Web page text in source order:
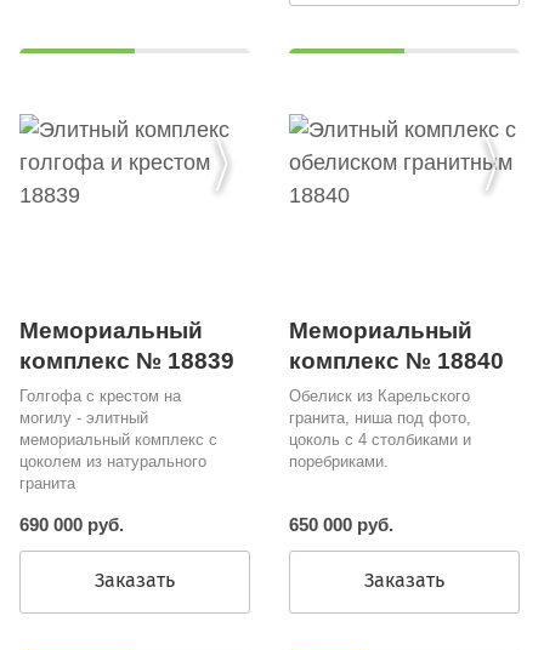
Мемориальный
комплекс № 18839
Голгофа с крестом на
могилу - элитный
мемориальный комплекс с
цоколем из натурального
гранита
690 000 руб.
Заказать
Мемориальный
комплекс № 18840
Обелиск из Карельского
гранита, ниша под фото,
цоколь с 4 столбиками и
поребриками.
650 000 руб.
Заказать